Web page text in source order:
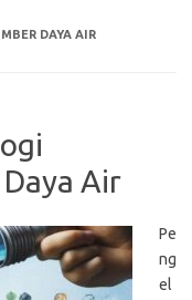
DAYA AIR
Air
Pe
ng
el